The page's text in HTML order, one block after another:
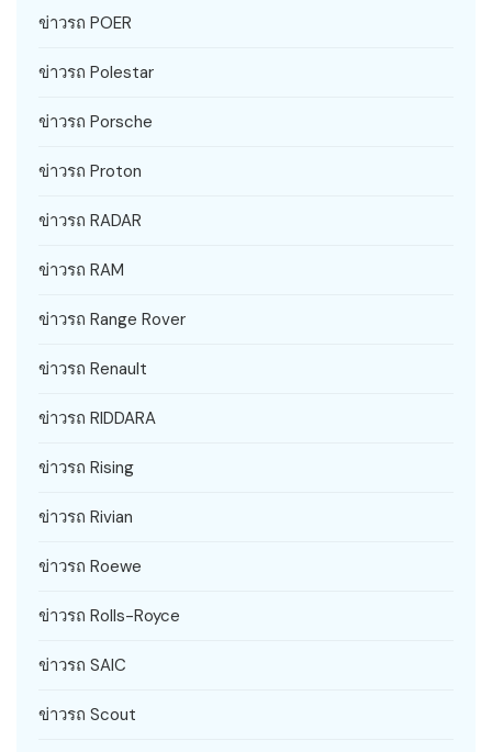
ข่าวรถ POER
ข่าวรถ Polestar
ข่าวรถ Porsche
ข่าวรถ Proton
ข่าวรถ RADAR
ข่าวรถ RAM
ข่าวรถ Range Rover
ข่าวรถ Renault
ข่าวรถ RIDDARA
ข่าวรถ Rising
ข่าวรถ Rivian
ข่าวรถ Roewe
ข่าวรถ Rolls-Royce
ข่าวรถ SAIC
ข่าวรถ Scout